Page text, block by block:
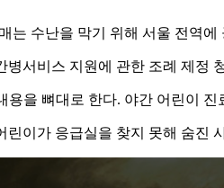
는 수난을 막기 위해 서울 전역
서비스 지원에 관한 조례 제정
을 뼈대로 한다. 야간 어린이
이가 응급실을 찾지 못해 숨